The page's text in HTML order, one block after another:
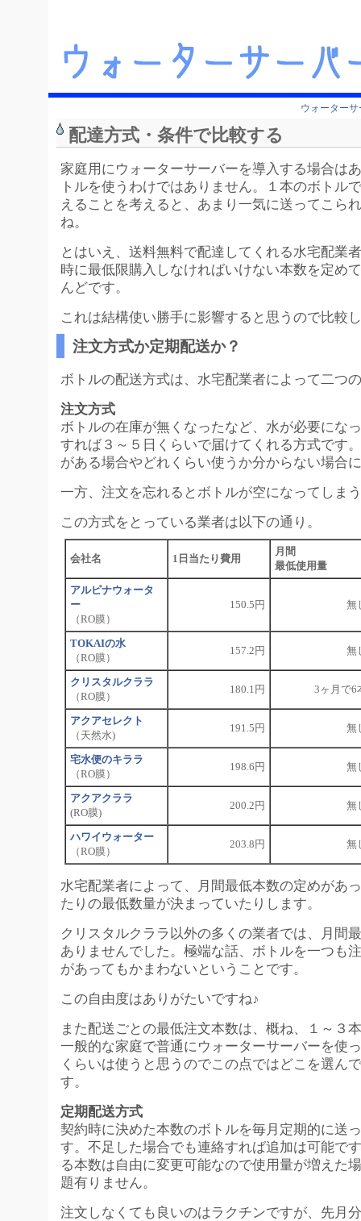
ウォーター
配達方式・条件で比較する
家庭用にウォーターサーバーを導入する場合は
トルを使うわけではありません。１本のボトル
えることを考えると、あまり一気に送ってこら
ね。
とはいえ、送料無料で配達してくれる水宅配業
時に最低限購入しなければいけない本数を定め
んどです。
これは結構使い勝手に影響すると思うので比較
注文方式か定期配送か？
ボトルの配送方式は、水宅配業者によって二つ
注文方式
ボトルの在庫が無くなったなど、水が必要にな
すれば３～５日くらいで届けてくれる方式です
がある場合やどれくらい使うか分からない場合
一方、注文を忘れるとボトルが空になってしま
この方式をとっている業者は以下の通り。
会社名 1日当たり費用
月間
最低使用量
アルピナウォータ
ー
（RO膜）
150.5円 無
TOKAIの水
（RO膜）
157.2円 無
クリスタルクララ
（RO膜）
180.1円 3ヶ月で6
アクアセレクト
（天然水)
191.5円 無
宅水便のキララ
（RO膜）
198.6円 無
アクアクララ
(RO膜)
200.2円 無
ハワイウォーター
（RO膜）
203.8円 無
水宅配業者によって、月間最低本数の定めがあ
たりの最低数量が決まっていたりします。
クリスタルクララ以外の多くの業者では、月間
ありませんでした。極端な話、ボトルを一つも
があってもかまわないということです。
この自由度はありがたいですね♪
また配送ごとの最低注文本数は、概ね、１～３
一般的な家庭で普通にウォーターサーバーを使
くらいは使うと思うのでこの点ではどこを選ん
す。
定期配送方式
契約時に決めた本数のボトルを毎月定期的に送
す。不足した場合でも連絡すれば追加は可能で
る本数は自由に変更可能なので使用量が増えた
題有りません。
注文しなくても良いのはラクチンですが、先月